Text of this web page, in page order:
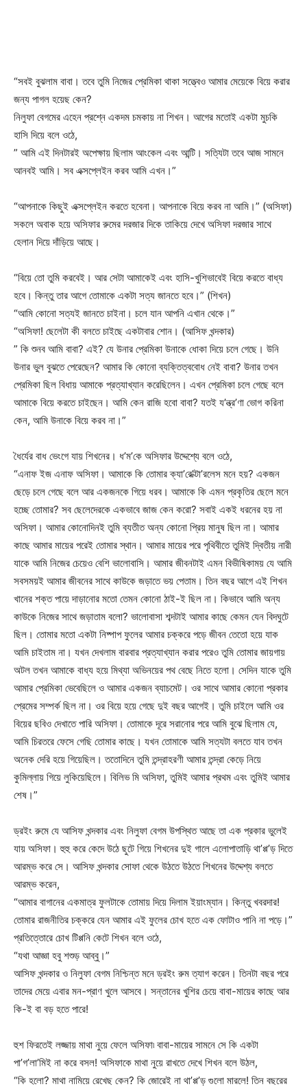
“সবই বুঝলাম বাবা। তবে তুমি নিজের প্রেমিকা থাকা সত্ত্বেও আমার মেয়েকে বিয়ে করার
জন্য পাগল হয়েছ কেন?
নিলুফা বেগমের এহেন প্রশ্নে একদম চমকায় না শিখন। আগের মতোই একটা মুচকি
হাসি দিয়ে বলে ওঠে,
” আমি এই দিনটারই অপেক্ষায় ছিলাম আংকেল এবং আন্টি। সত্যিটা তবে আজ সামনে
আনবই আমি। সব এক্সপ্লেইন করব আমি এখন।”
“আপনাকে কিছুই এক্সপ্লেইন করতে হবেনা। আপনাকে বিয়ে করব না আমি।” (অসিফা)
সকলে অবাক হয়ে অসিফার রুমের দরজার দিকে তাকিয়ে দেখে অসিফা দরজার সাথে
হেলান দিয়ে দাঁড়িয়ে আছে।
“বিয়ে তো তুমি করবেই। আর সেটা আমাকেই এবং হাসি-খুশিভাবেই বিয়ে করতে বাধ্য
হবে। কিন্তু তার আগে তোমাকে একটা সত্য জানতে হবে।” (শিখন)
“আমি কোনো সত্যই জানতে চাইনা। চলে যান আপনি এখান থেকে।”
“অসিফা! ছেলেটা কী বলতে চাইছে একটাবার শোন। (আসিফ খন্দকার)
” কি শুনব আমি বাবা? এই? যে উনার প্রেমিকা উনাকে ধোকা দিয়ে চলে গেছে। উনি
উনার ভুল বুঝতে পেরেছেন? আমার কি কোনো ব্যক্তিত্ববোধ নেই বাবা? উনার তখন
প্রেমিকা ছিল বিধায় আমাকে প্রত্যাখ্যান করেছিলেন। এখন প্রেমিকা চলে গেছে বলে
আমাকে বিয়ে করতে চাইছেন। আমি কেন রাজি হবো বাবা? যতই য’ন্ত্র’ণা ভোগ করিনা
কেন, আমি উনাকে বিয়ে করব না।”
ধৈর্যের বাধ ভেংগে যায় শিখনের। ধ’ম’কে অসিফার উদ্দেশ্যে বলে ওঠে,
“এনাফ ইজ এনাফ অসিফা। আমাকে কি তোমার ক্যা’রে’ক্টা’রলেস মনে হয়? একজন
ছেড়ে চলে গেছে বলে আর একজনকে গিয়ে ধরব। আমাকে কি এমন প্রকৃতির ছেলে মনে
হচ্ছে তোমার? সব ছেলেদেরকে একভাবে জাজ কেন করো? সবাই একই ধরনের হয় না
অসিফা। আমার কোনোদিনই তুমি ব্যতীত অন্য কোনো প্রিয় মানুষ ছিল না। আমার
কাছে আমার মায়ের পরেই তোমার স্থান। আমার মায়ের পরে পৃথিবীতে তুমিই দ্বিতীয় নারী
যাকে আমি নিজের চেয়েও বেশি ভালোবাসি। আমার জীবনটাই এমন বিভীষিকাময় যে আমি
সবসময়ই আমার জীবনের সাথে কাউকে জড়াতে ভয় পেতাম। তিন বছর আগে এই শিখন
খানের শক্ত পায়ে দাড়ানোর মতো তেমন কোনো ঠাই-ই ছিল না। কিভাবে আমি অন্য
কাউকে নিজের সাথে জড়াতাম বলো? ভালোবাসা শব্দটাই আমার কাছে কেমন যেন বিদঘুটে
ছিল। তোমার মতো একটা নিষ্পাপ ফুলের আমার চক্করে পড়ে জীবন তেতো হয়ে যাক
আমি চাইতাম না। যখন দেখলাম বারবার প্রত্যাখ্যান করার পরেও তুমি তোমার জায়গায়
অটল তখন আমাকে বাধ্য হয়ে মিথ্যা অভিনয়ের পথ বেছে নিতে হলো। সেদিন যাকে তুমি
আমার প্রেমিকা ভেবেছিলে ও আমার একজন ব্যাচমেট। ওর সাথে আমার কোনো প্রকার
প্রেমের সম্পর্ক ছিল না। ওর বিয়ে হয়ে গেছে দুই বছর আগেই। তুমি চাইলে আমি ওর
বিয়ের ছবিও দেখাতে পারি অসিফা। তোমাকে দূরে সরানোর পরে আমি বুঝে ছিলাম যে,
আমি চিরতরে ফেসে গেছি তোমার কাছে। যখন তোমাকে আমি সত্যটা বলতে যাব তখন
অনেক দেরি হয়ে গিয়েছিল। ততোদিনে তুমি তন্দ্রাহরণী আমার তন্দ্রা কেড়ে নিয়ে
কুমিল্লায় গিয়ে লুকিয়েছিলে। বিলিভ মি অসিফা, তুমিই আমার প্রথম এবং তুমিই আমার
শেষ।”
ড্রইং রুমে যে আসিফ খন্দকার এবং নিলুফা বেগম উপস্থিত আছে তা এক প্রকার ভুলেই
যায় অসিফা। হুহু করে কেদে উঠে ছুটে গিয়ে শিখনের দুই গালে এলোপাতাড়ি থা’প্প’ড় দিতে
আরম্ভ করে সে। আসিফ খন্দকার সোফা থেকে উঠতে উঠতে শিখনের উদ্দেশ্য বলতে
আরম্ভ করেন,
“আমার বাগানের একমাত্র ফুলটাকে তোমায় দিয়ে দিলাম ইয়াংম্যান। কিন্তু খবরদার!
তোমার রাজনীতির চক্করে যেন আমার এই ফুলের চোখ হতে এক ফোটাও পানি না পড়ে।”
প্রতিত্তোরে চোখ টিপ্পনি কেটে শিখন বলে ওঠে,
“যথা আজ্ঞা হবু শশুড় আব্বু।”
আসিফ খন্দকার ও নিলুফা বেগম নিশ্চিন্ত মনে ড্রইং রুম ত্যাগ করেন। তিনটা বছর পরে
তাদের মেয়ে এবার মন-প্রাণ খুলে আসবে। সন্তানের খুশির চেয়ে বাবা-মায়ের কাছে আর
কি-ই বা বড় হতে পারে!
হুশ ফিরতেই লজ্জায় মাথা নুয়ে ফেলে অসিফা৷ বাবা-মায়ের সামনে সে কি একটা
পা’গ’লা’মিই না করে বসল! অসিফাকে মাথা নুয়ে রাখতে দেখে শিখন বলে উঠল,
“কি হলো? মাথা নামিয়ে রেখেছ কেন? কি জোরেই না থা’প্প’ড় গুলো মারলে! তিন বছরের